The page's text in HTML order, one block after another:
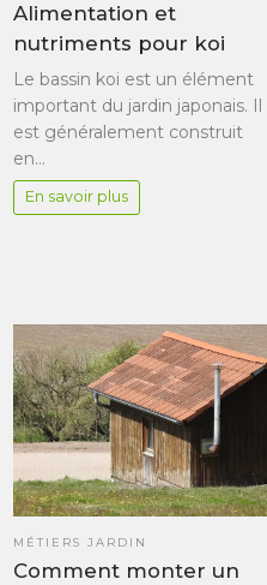
Alimentation et
nutriments pour koi
Le bassin koi est un élément
important du jardin japonais. Il
est généralement construit
en…
En savoir plus
MÉTIERS JARDIN
Comment monter un